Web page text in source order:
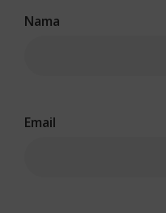
Nama
Email